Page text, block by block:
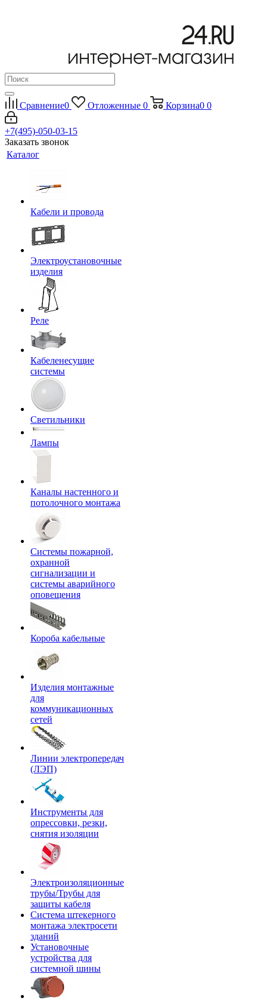
Сравнение0 Отложенные 0 Корзина0 0
+7(495)-050-03-15
Заказать звонок
Каталог
Кабели и провода
Электроустановочные
изделия
Реле
Кабеленесущие
системы
Светильники
Лампы
Каналы настенного и
потолочного монтажа
Системы пожарной,
охранной
сигнализации и
системы аварийного
оповещения
Короба кабельные
Изделия монтажные
для
коммуникационных
сетей
Линии электропередач
(ЛЭП)
Инструменты для
опрессовки, резки,
снятия изоляции
Электроизоляционные
трубы/Трубы для
защиты кабеля
Система штекерного
монтажа электросети
зданий
Установочные
устройства для
системной шины